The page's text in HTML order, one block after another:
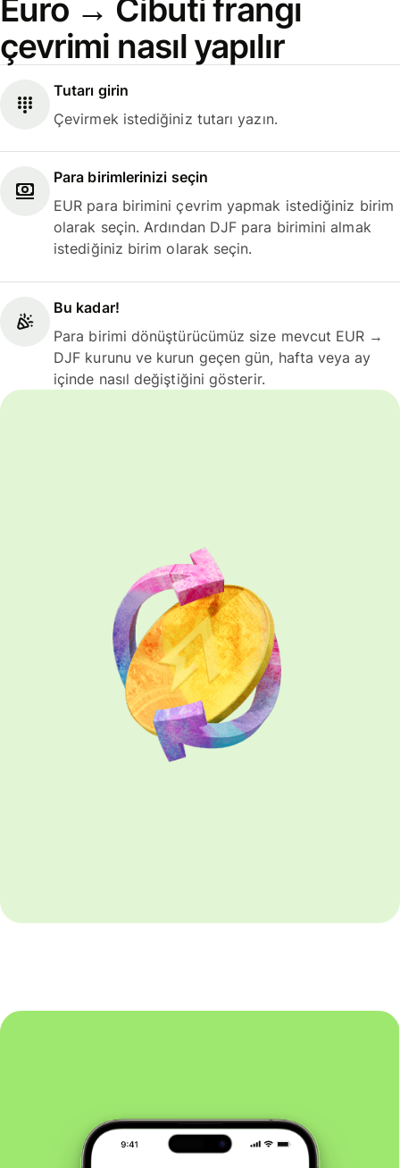
Euro → Cibuti frangı
çevrimi nasıl yapılır
Tutarı girin
Çevirmek istediğiniz tutarı yazın.
Para birimlerinizi seçin
EUR para birimini çevrim yapmak istediğiniz birim
olarak seçin. Ardından DJF para birimini almak
istediğiniz birim olarak seçin.
Bu kadar!
Para birimi dönüştürücümüz size mevcut EUR →
DJF kurunu ve kurun geçen gün, hafta veya ay
içinde nasıl değiştiğini gösterir.